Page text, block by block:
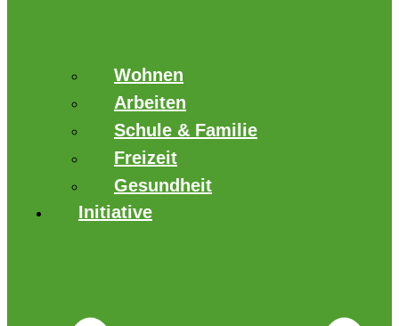
Wohnen
Arbeiten
Schule & Familie
Freizeit
Gesundheit
Initiative